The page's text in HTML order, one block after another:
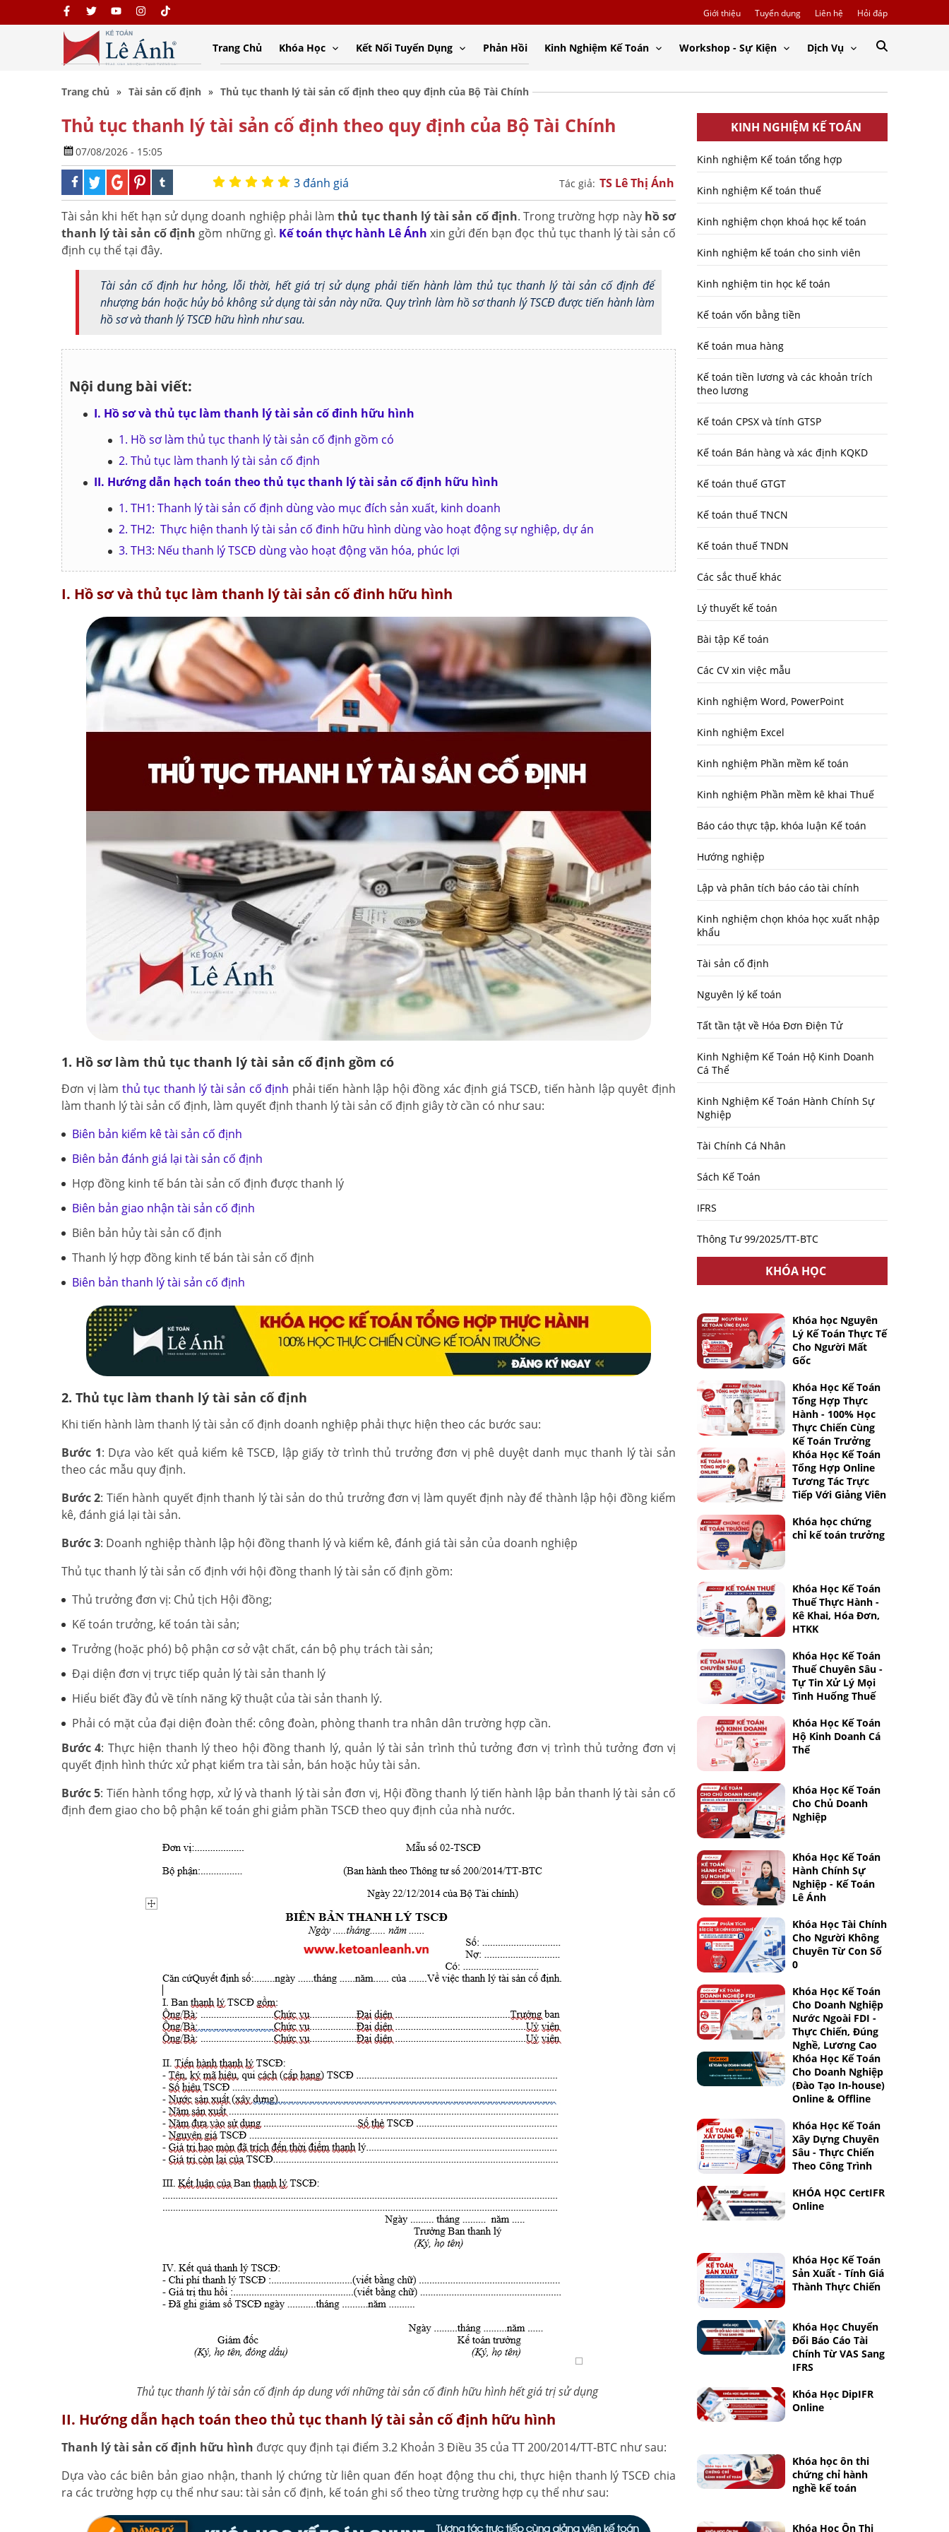
Giới thiệu Tuyển dụng Liên hệ Hỏi đáp
Trang Chủ Khóa Học Kết Nối Tuyển Dụng Phản Hồi Kinh Nghiệm Kế Toán Workshop - Sự Kiện Dịch Vụ
Trang chủ Tài sản cố định Thủ tục thanh lý tài sản cố định theo quy định của Bộ Tài Chính
Thủ tục thanh lý tài sản cố định theo quy định của Bộ Tài Chính
07/08/2026 - 15:05
3 đánh giá Tác giả: TS Lê Thị Ánh
Tài sản khi hết hạn sử dụng doanh nghiệp phải làmthủ tục thanh lý tài sản cố định. Trong trường hợp này hồ sơ
thanh lý tài sản cố định gồm những gì. Kế toán thực hành Lê Ánh xin gửi đến bạn đọc thủ tục thanh lý tài sản cố
định cụ thể tại đây.
Tài sản cố định hư hỏng, lỗi thời, hết giá trị sử dụng phải tiến hành làm thủ tục thanh lý tài sản cố định để
nhượng bán hoặc hủy bỏ không sử dụng tài sản này nữa. Quy trình làm hồ sơ thanh lý TSCĐ được tiến hành làm
hồ sơ và thanh lý TSCĐ hữu hình như sau.
Nội dung bài viết:
I. Hồ sơ và thủ tục làm thanh lý tài sản cố đinh hữu hình
1. Hồ sơ làm thủ tục thanh lý tài sản cố định gồm có
2. Thủ tục làm thanh lý tài sản cố định
II. Hướng dẫn hạch toán theo thủ tục thanh lý tài sản cố định hữu hình
1. TH1: Thanh lý tài sản cố định dùng vào mục đích sản xuất, kinh doanh
2. TH2: Thực hiện thanh lý tài sản cố đinh hữu hình dùng vào hoạt động sự nghiệp, dự án
3. TH3: Nếu thanh lý TSCĐ dùng vào hoạt động văn hóa, phúc lợi
I. Hồ sơ và thủ tục làm thanh lý tài sản cố đinh hữu hình
1. Hồ sơ làm thủ tục thanh lý tài sản cố định gồm có
Đơn vị làm thủ tục thanh lý tài sản cố định phải tiến hành lập hội đồng xác định giá TSCĐ, tiến hành lập quyêt định
làm thanh lý tài sản cố định, làm quyết định thanh lý tài sản cố định giây tờ cần có như sau:
Biên bản kiểm kê tài sản cố định
Biên bản đánh giá lại tài sản cố định
Hợp đồng kinh tế bán tài sản cố định được thanh lý
Biên bản giao nhận tài sản cố định
Biên bản hủy tài sản cố định
Thanh lý hợp đồng kinh tế bán tài sản cố định
Biên bản thanh lý tài sản cố định
2. Thủ tục làm thanh lý tài sản cố định
Khi tiến hành làm thanh lý tài sản cố định doanh nghiệp phải thực hiện theo các bước sau:
Bước 1: Dựa vào kết quả kiểm kê TSCĐ, lập giấy tờ trình thủ trưởng đơn vị phê duyệt danh mục thanh lý tài sản
theo các mẫu quy định.
Bước 2: Tiến hành quyết định thanh lý tài sản do thủ trưởng đơn vị làm quyết định này để thành lập hội đồng kiểm
kê, đánh giá lại tài sản.
Bước 3: Doanh nghiệp thành lập hội đồng thanh lý và kiểm kê, đánh giá tài sản của doanh nghiệp
Thủ tục thanh lý tài sản cố định với hội đồng thanh lý tài sản cố định gồm:
Thủ trưởng đơn vị: Chủ tịch Hội đồng;
Kế toán trưởng, kế toán tài sản;
Trưởng (hoặc phó) bộ phận cơ sở vật chất, cán bộ phụ trách tài sản;
Đại diện đơn vị trực tiếp quản lý tài sản thanh lý
Hiểu biết đầy đủ về tính năng kỹ thuật của tài sản thanh lý.
Phải có mặt của đại diện đoàn thể: công đoàn, phòng thanh tra nhân dân trường hợp cần.
Bước 4: Thực hiện thanh lý theo hội đồng thanh lý, quản lý tài sản trình thủ tưởng đơn vị trình thủ tưởng đơn vị
quyết định hình thức xử phạt kiểm tra tài sản, bán hoặc hủy tài sản.
Bước 5: Tiến hành tổng hợp, xử lý và thanh lý tài sản đơn vị, Hội đồng thanh lý tiến hành lập bản thanh lý tài sản cố
định đem giao cho bộ phận kế toán ghi giảm phần TSCĐ theo quy định của nhà nước.
Thủ tục thanh lý tài sản cố định áp dung với những tài sản cố đinh hữu hình hết giá trị sử dụng
II. Hướng dẫn hạch toán theo thủ tục thanh lý tài sản cố định hữu hình
Thanh lý tài sản cố định hữu hình được quy định tại điểm 3.2 Khoản 3 Điều 35 của TT 200/2014/TT-BTC như sau:
Dựa vào các biên bản giao nhận, thanh lý chứng từ liên quan đến hoạt động thu chi, thực hiện thanh lý TSCĐ chia
ra các trường hợp cụ thể như sau: tài sản cố định, kế toán ghi sổ theo từng trường hợp cụ thể như sau:
KINH NGHIỆM KẾ TOÁN
Kinh nghiệm Kế toán tổng hợp
Kinh nghiệm Kế toán thuế
Kinh nghiệm chọn khoá học kế toán
Kinh nghiệm kế toán cho sinh viên
Kinh nghiệm tin học kế toán
Kế toán vốn bằng tiền
Kế toán mua hàng
Kế toán tiền lương và các khoản trích
theo lương
Kế toán CPSX và tính GTSP
Kế toán Bán hàng và xác định KQKD
Kế toán thuế GTGT
Kế toán thuế TNCN
Kế toán thuế TNDN
Các sắc thuế khác
Lý thuyết kế toán
Bài tập Kế toán
Các CV xin việc mẫu
Kinh nghiệm Word, PowerPoint
Kinh nghiệm Excel
Kinh nghiệm Phần mềm kế toán
Kinh nghiệm Phần mềm kê khai Thuế
Báo cáo thực tập, khóa luận Kế toán
Hướng nghiệp
Lập và phân tích báo cáo tài chính
Kinh nghiệm chọn khóa học xuất nhập
khẩu
Tài sản cố định
Nguyên lý kế toán
Tất tần tật về Hóa Đơn Điện Tử
Kinh Nghiệm Kế Toán Hộ Kinh Doanh
Cá Thể
Kinh Nghiệm Kế Toán Hành Chính Sự
Nghiệp
Tài Chính Cá Nhân
Sách Kế Toán
IFRS
Thông Tư 99/2025/TT-BTC
KHÓA HỌC
Khóa học Nguyên
Lý Kế Toán Thực Tế
Cho Người Mất
Gốc
Khóa Học Kế Toán
Tổng Hợp Thực
Hành - 100% Học
Thực Chiến Cùng
Kế Toán Trưởng
Khóa Học Kế Toán
Tổng Hợp Online
Tương Tác Trực
Tiếp Với Giảng Viên
Khóa học chứng
chỉ kế toán trưởng
Khóa Học Kế Toán
Thuế Thực Hành -
Kê Khai, Hóa Đơn,
HTKK
Khóa Học Kế Toán
Thuế Chuyên Sâu -
Tự Tin Xử Lý Mọi
Tình Huống Thuế
Khóa Học Kế Toán
Hộ Kinh Doanh Cá
Thể
Khóa Học Kế Toán
Cho Chủ Doanh
Nghiệp
Khóa Học Kế Toán
Hành Chính Sự
Nghiệp - Kế Toán
Lê Ánh
Khóa Học Tài Chính
Cho Người Không
Chuyên Từ Con Số
0
Khóa Học Kế Toán
Cho Doanh Nghiệp
Nước Ngoài FDI -
Thực Chiến, Đúng
Nghề, Lương Cao
Khóa Học Kế Toán
Cho Doanh Nghiệp
(Đào Tạo In-house)
Online & Offline
Khóa Học Kế Toán
Xây Dựng Chuyên
Sâu - Thực Chiến
Theo Công Trình
KHÓA HỌC CertIFR
Online
Khóa Học Kế Toán
Sản Xuất - Tính Giá
Thành Thực Chiến
Khóa Học Chuyển
Đổi Báo Cáo Tài
Chính Từ VAS Sang
IFRS
Khóa Học DipIFR
Online
Khóa học ôn thi
chứng chỉ hành
nghề kế toán
Khóa Học Ôn Thi